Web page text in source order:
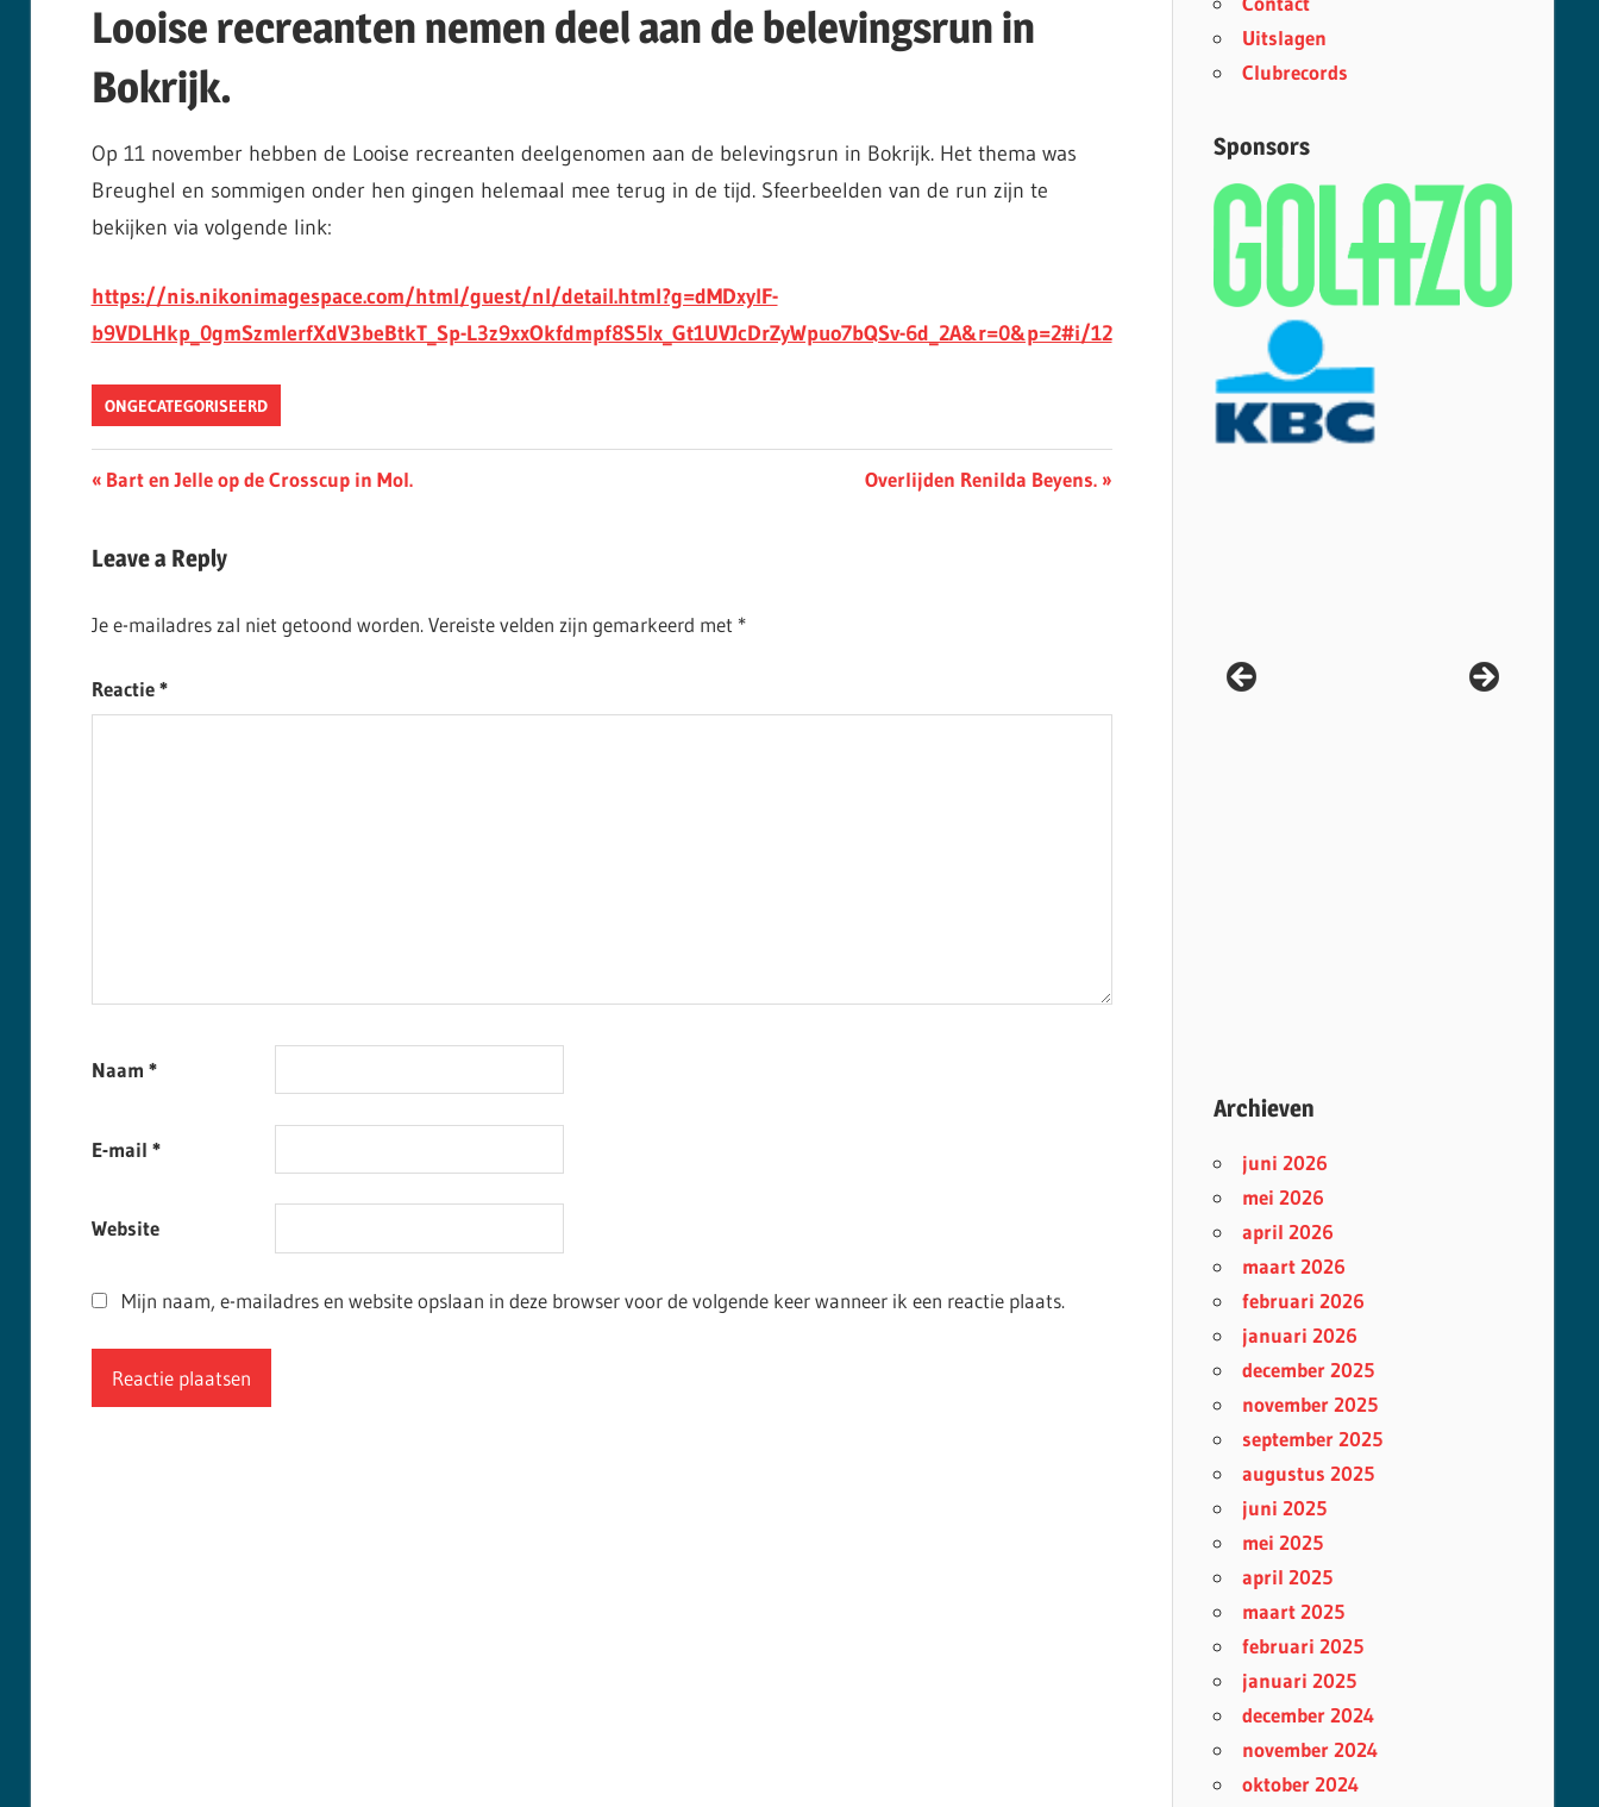
Looise recreanten nemen deel aan de belevingsrun in
Bokrijk.
Op 11 november hebben de Looise recreanten deelgenomen aan de belevingsrun in Bokrijk. Het thema was
Breughel en sommigen onder hen gingen helemaal mee terug in de tijd. Sfeerbeelden van de run zijn te
bekijken via volgende link:
https://nis.nikonimagespace.com/html/guest/nl/detail.html?g=dMDxylF-
b9VDLHkp_0gmSzmlerfXdV3beBtkT_Sp-L3z9xxOkfdmpf8S5lx_Gt1UVJcDrZyWpuo7bQSv-6d_2A&r=0&p=2#i/12
ONGECATEGORISEERD
Berichtnavigatie
Previous
Bart en Jelle op de Crosscup in Mol.
Next
Overlijden Renilda Beyens.
Leave a Reply
Je e-mailadres zal niet getoond worden. Vereiste velden zijn gemarkeerd met *
Reactie*
Naam *
E-mail *
Website
Mijn naam, e-mailadres en website opslaan in deze browser voor de volgende keer wanneer ik een reactie plaats.
Uitslagen
Clubrecords
Sponsors
Archieven
juni 2026
mei 2026
april 2026
maart 2026
februari 2026
januari 2026
december 2025
november 2025
september 2025
augustus 2025
juni 2025
mei 2025
april 2025
maart 2025
februari 2025
januari 2025
december 2024
november 2024
oktober 2024